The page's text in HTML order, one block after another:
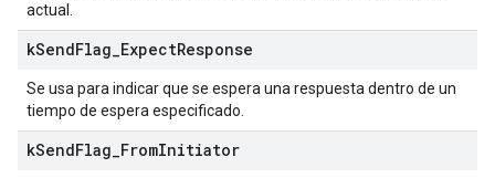
actual.
kSendFlag ExpectResponse
Se usa para indicar que se espera una respuesta dentro de un
tiempo de espera especificado.
kSendFlag FromInitiator